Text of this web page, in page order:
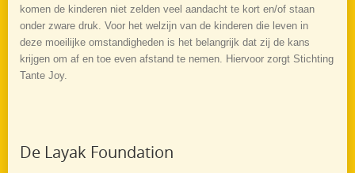
komen de kinderen niet zelden veel aandacht te kort en/of staan
onder zware druk. Voor het welzijn van de kinderen die leven in
deze moeilijke omstandigheden is het belangrijk dat zij de kans
krijgen om af en toe even afstand te nemen. Hiervoor zorgt Stichting
Tante Joy.
De Layak Foundation